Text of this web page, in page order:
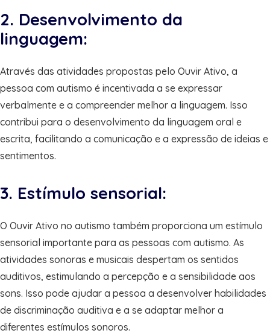
2. Desenvolvimento da
linguagem:
Através das atividades propostas pelo Ouvir Ativo, a
pessoa com autismo é incentivada a se expressar
verbalmente e a compreender melhor a linguagem. Isso
contribui para o desenvolvimento da linguagem oral e
escrita, facilitando a comunicação e a expressão de ideias e
sentimentos.
3. Estímulo sensorial:
O Ouvir Ativo no autismo também proporciona um estímulo
sensorial importante para as pessoas com autismo. As
atividades sonoras e musicais despertam os sentidos
auditivos, estimulando a percepção e a sensibilidade aos
sons. Isso pode ajudar a pessoa a desenvolver habilidades
de discriminação auditiva e a se adaptar melhor a
diferentes estímulos sonoros.